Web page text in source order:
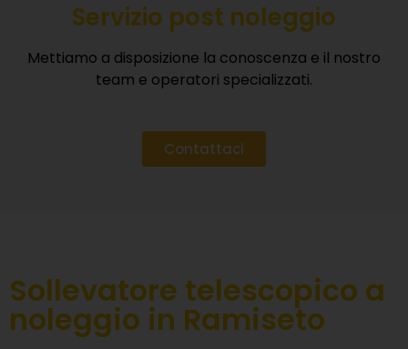
Servizio post noleggio
Mettiamo a disposizione la conoscenza e il nostro
team e operatori specializzati.
Contattaci
Sollevatore telescopico a
noleggio in Ramiseto